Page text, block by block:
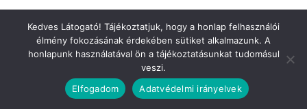
Kedves Látogató! Tájékoztatjuk, hogy a honlap felhasználói
élmény fokozásának érdekében sütiket alkalmazunk. A
honlapunk használatával ön a tájékoztatásunkat tudomásul
veszi.
Elfogadom
Adatvédelmi irányelvek